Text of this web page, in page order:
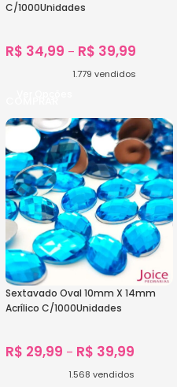
C/1000Unidades
R$ 34,99 – R$ 39,99
1.779 vendidos
Sextavado Oval 10mm X 14mm
Acrílico C/1000Unidades
R$ 29,99 – R$ 39,99
1.568 vendidos